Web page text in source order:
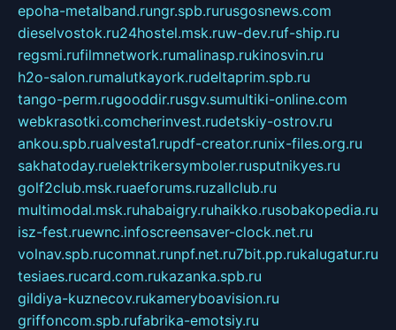
epoha-metalband.rungr.spb.rurusgosnews.com
dieselvostok.ru24hostel.msk.ruw-dev.ruf-ship.ru
regsmi.rufilmnetwork.rumalinasp.rukinosvin.ru
h2o-salon.rumalutkayork.rudeltaprim.spb.ru
tango-perm.rugooddir.rusgv.sumultiki-online.com
webkrasotki.comcherinvest.rudetskiy-ostrov.ru
ankou.spb.rualvesta1.rupdf-creator.runix-files.org.ru
sakhatoday.ruelektrikersymboler.rusputnikyes.ru
golf2club.msk.ruaeforums.ruzallclub.ru
multimodal.msk.ruhabaigry.ruhaikko.rusobakopedia.ru
isz-fest.ruewnc.infoscreensaver-clock.net.ru
volnav.spb.rucomnat.runpf.net.ru7bit.pp.rukalugatur.ru
tesiaes.rucard.com.rukazanka.spb.ru
gildiya-kuznecov.rukameryboavision.ru
griffoncom.spb.rufabrika-emotsiy.ru